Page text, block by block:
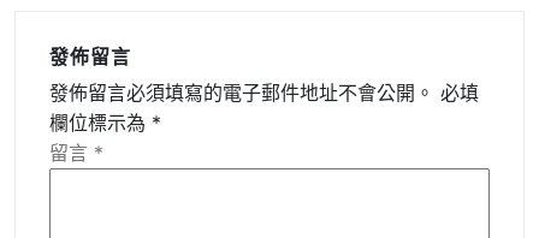
發佈留言
發佈留言必須填寫的電子郵件地址不會公開。 必填
欄位標示為 *
留言 *